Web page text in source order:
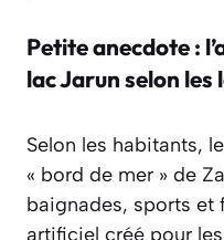
Petite anecdote :
lac Jarun selon les
Selon les habitants, le
« bord de mer » de
baignades, sports et
artificiel créé pour